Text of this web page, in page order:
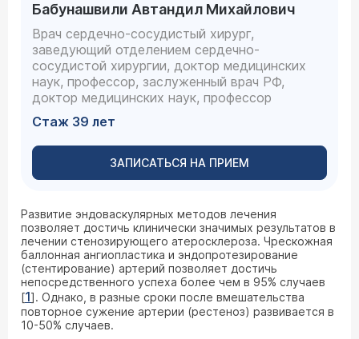
Бабунашвили Автандил Михайлович
Врач сердечно-сосудистый хирург,
заведующий отделением сердечно-
сосудистой хирургии, доктор медицинских
наук, профессор, заслуженный врач РФ,
доктор медицинских наук, профессор
Стаж 39 лет
ЗАПИСАТЬСЯ НА ПРИЕМ
Развитие эндоваскулярных методов лечения
позволяет достичь клинически значимых результатов в
лечении стенозирующего атеросклероза. Чрескожная
баллонная ангиопластика и эндопротезирование
(стентирование) артерий позволяет достичь
непосредственного успеха более чем в 95% случаев
[1]. Однако, в разные сроки после вмешательства
повторное сужение артерии (рестеноз) развивается в
10-50% случаев.